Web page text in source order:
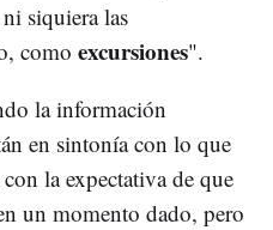
siquiera las
como excursiones".
la información
en sintonía con lo que
la expectativa de que
un momento dado, pero